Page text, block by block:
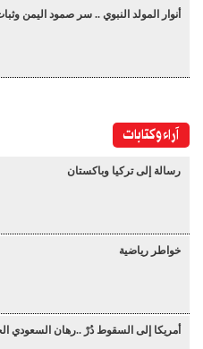
أنوار المولد النبوي .. سر صمود اليمن
آراء وكتابات
رسالة إلى تركيا وباكستان
خواطر رياضية
أمريكا إلى السقوط دُرْ ..رهان السعودي